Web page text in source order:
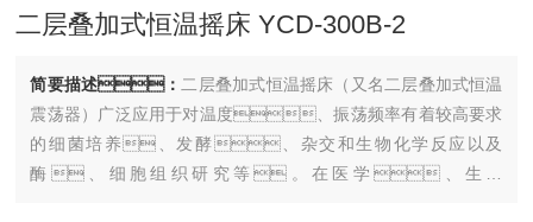
二层叠加式恒温摇床 YCD-300B-2
简要描述： 二层叠加式恒温摇床（又名二层叠加式恒温
震荡器）广泛应用于对温度、振荡频率有着较高要求
的细菌培养、发酵、杂交和生物化学反应以及
酶、细胞组织研究等。在医学、生物